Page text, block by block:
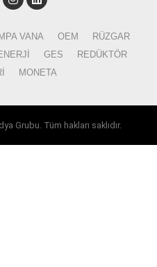
VANA OEM
RÜZGAR
GES
REDÜKTÖR
MONETA
Grubu. Tüm hakları saklıdır.